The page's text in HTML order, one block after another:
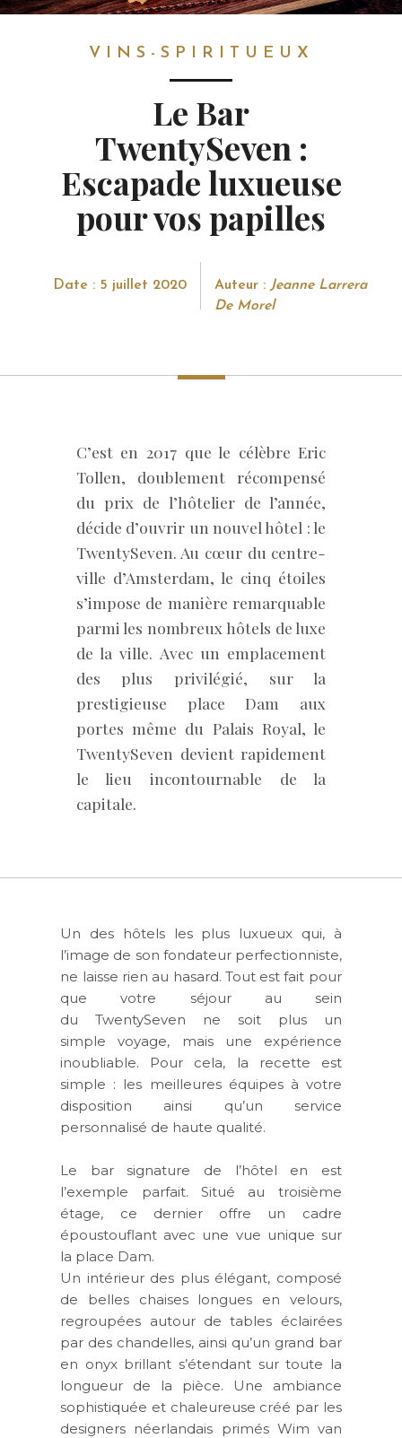
VINS-SPIRITUEUX
Le Bar
TwentySeven :
Escapade luxueuse
pour vos papilles
Date : 5 juillet 2020 Auteur : Jeanne Larrera
De Morel
C’est en 2017 que le célèbre Eric
Tollen, doublement récompensé
du prix de l’hôtelier de l’année,
décide d’ouvrir un nouvel hôtel : le
TwentySeven. Au cœur du centre-
ville d’Amsterdam, le cinq étoiles
s’impose de manière remarquable
parmi les nombreux hôtels de luxe
de la ville. Avec un emplacement
des plus privilégié, sur la
prestigieuse place Dam aux
portes même du Palais Royal, le
TwentySeven devient rapidement
le lieu incontournable de la
capitale.
Un des hôtels les plus luxueux qui, à
l’image de son fondateur perfectionniste,
ne laisse rien au hasard. Tout est fait pour
que votre séjour au sein
du TwentySeven ne soit plus un
simple voyage, mais une expérience
inoubliable. Pour cela, la recette est
simple : les meilleures équipes à votre
disposition ainsi qu’un service
personnalisé de haute qualité.
Le bar signature de l’hôtel en est
l’exemple parfait. Situé au troisième
étage, ce dernier offre un cadre
époustouflant avec une vue unique sur
la place Dam.
Un intérieur des plus élégant, composé
de belles chaises longues en velours,
regroupées autour de tables éclairées
par des chandelles, ainsi qu’un grand bar
en onyx brillant s’étendant sur toute la
longueur de la pièce. Une ambiance
sophistiquée et chaleureuse créé par les
designers néerlandais primés Wim van